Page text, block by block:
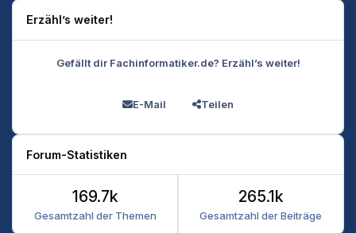
Erzähl’s weiter!
Gefällt dir Fachinformatiker.de? Erzähl’s weiter!
E-Mail Teilen
Forum-Statistiken
Gesamtzahl der Themen
169.7k
Gesamtzahl der Beiträge
265.1k